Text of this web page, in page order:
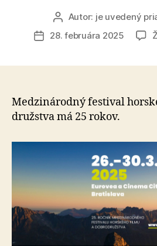
Autor
článku
Autor: je uvedený
Dátum
28. februára 2025
Medzinárodný festival
druž­stva má 25 rokov.